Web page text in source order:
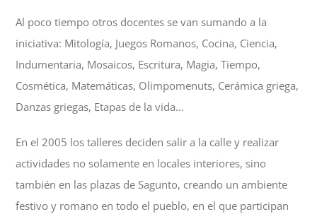
Al poco tiempo otros docentes se van sumando a la
iniciativa: Mitología, Juegos Romanos, Cocina, Ciencia,
Indumentaria, Mosaicos, Escritura, Magia, Tiempo,
Cosmética, Matemáticas, Olimpomenuts, Cerámica griega,
Danzas griegas, Etapas de la vida…
En el 2005 los talleres deciden salir a la calle y realizar
actividades no solamente en locales interiores, sino
también en las plazas de Sagunto, creando un ambiente
festivo y romano en todo el pueblo, en el que participan